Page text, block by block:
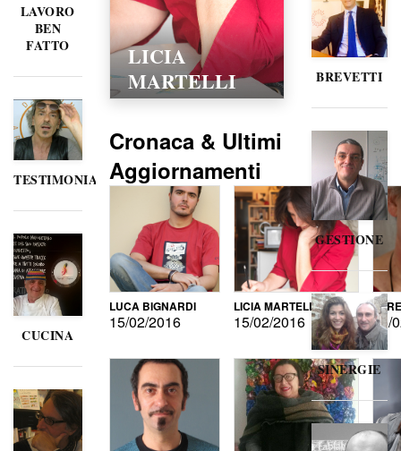
LAVORO
BEN
FATTO
TESTIMONIANZE
CUCINA
LICIA
MARTELLI
Cronaca & Ultimi
Aggiornamenti
LUCA BIGNARDI
15/02/2016
LICIA MARTELLI
15/02/2016 15/
BREVETTI
GESTIONE
SINERGIE